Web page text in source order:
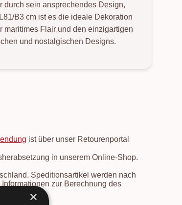
durch sein ansprechendes Design,
B3 cm ist es die ideale Dekoration
maritimes Flair und den einzigartigen
und nostalgischen Designs.
ist über unser Retourenportal
in unserem Online-Shop.
Speditionsartikel werden nach
zur Berechnung des
×